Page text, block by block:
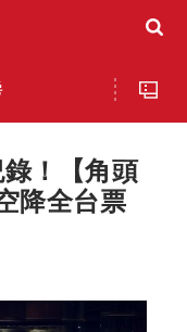
錄！【角頭
降全台票